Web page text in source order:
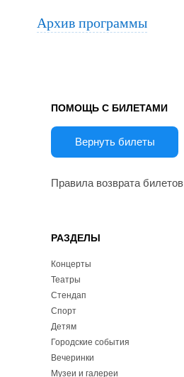
Архив программы
ПОМОЩЬ С БИЛЕТАМИ
Вернуть билеты
Правила возврата билетов
РАЗДЕЛЫ
Концерты
Театры
Стендап
Спорт
Детям
Городские события
Вечеринки
Музеи и галереи